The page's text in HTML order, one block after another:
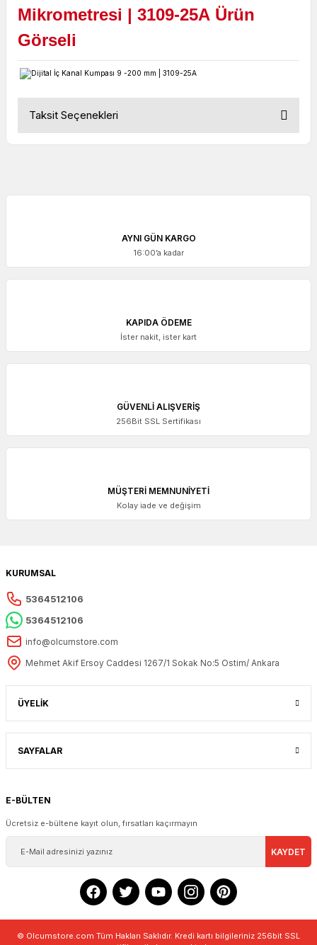
Mikrometresi | 3109-25A Ürün
Görseli
Taksit Seçenekleri
AYNI GÜN KARGO
16:00’a kadar
KAPIDA ÖDEME
İster nakit, ister kart
GÜVENLİ ALIŞVERİŞ
256Bit SSL Sertifikası
MÜŞTERİ MEMNUNİYETİ
Kolay iade ve değişim
KURUMSAL
5364512106
5364512106
info@olcumstore.com
Mehmet Akif Ersoy Caddesi 1267/1 Sokak No:5 Ostim/ Ankara
ÜYELİK
SAYFALAR
E-BÜLTEN
Ücretsiz e-bültene kayıt olun, fırsatları kaçırmayın
KAYDET
© Olcumstore.com Tüm Hakları Saklıdır. Kredi kartı bilgileriniz 256bit SSL